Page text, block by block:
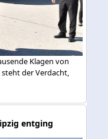
Klagen von
der Verdacht,
entging